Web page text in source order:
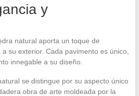
y
natural aporta un toque de
su exterior. Cada pavimento es único,
innegable a su diseño.
se distingue por su aspecto único
obra de arte moldeada por la